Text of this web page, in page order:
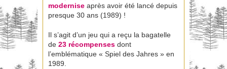
modernise après avoir été lancé depuis
presque 30 ans (1989) !
Il s’agit d’un jeu qui a reçu la bagatelle
de 23 récompenses dont
l’emblématique « Spiel des Jahres » en
1989.